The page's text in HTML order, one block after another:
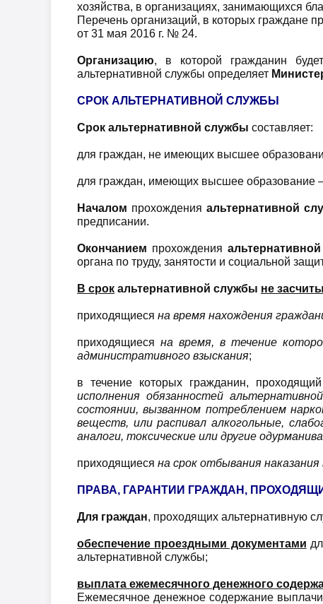
хозяйства, в организациях, занимающихся
Перечень организаций, в которых граждане
от 31 мая 2016 г. № 24.
Организацию, в которой гражданин
альтернативной службы определяет
СРОК АЛЬТЕРНАТИВНОЙ СЛУЖБЫ
Срок альтернативной службы составляет:
для граждан, не имеющих высшее
для граждан, имеющих высшее образование
Началом прохожденияальтернативной
предписании.
Окончанием прохождения
органа по труду, занятости и социальной
В срок альтернативной службы не
приходящиеся на время нахождения
приходящиеся на время, в течение
административного взыскания;
в течение которых гражданин,
исполнения обязанностей
состоянии, вызванном потреблением
веществ, или распивал алкогольные,
аналоги, токсические или другие
приходящиеся на срок отбывания наказания
ПРАВА, ГАРАНТИИ ГРАЖДАН,
Для граждан, проходящих альтернативную
обеспечение проездными документами
альтернативной службы;
выплата ежемесячного денежного
Ежемесячное денежное содержание